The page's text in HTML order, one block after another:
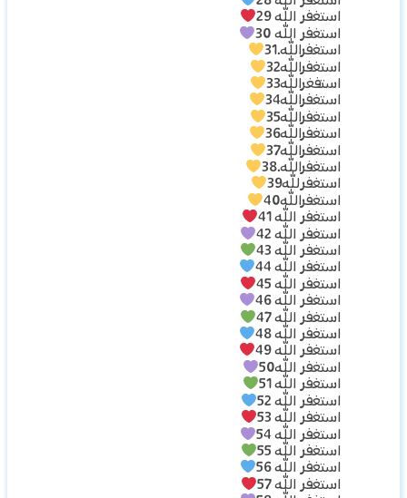
استغفر الله 29
استغفر الله 30
استغفرالله.31
استغفرالله32
استفغرالله33
استغفرالله34
استغفرالله35
استغفرالله36
استغفرالله37
استغفرالله.38
استغفرلله39
استغفرالله40
استغفر الله 41
استغفر الله 42
استغفر الله 43
استغفر الله 44
استغفر الله 45
استغفر الله 46
استغفر الله 47
استغفر الله 48
استغفر الله 49
استغفر الله50
استغفر الله 51
استغفر الله 52
استغفر الله 53
استغفر الله 54
استغفر الله 55
استغفر الله 56
استغفر الله 57